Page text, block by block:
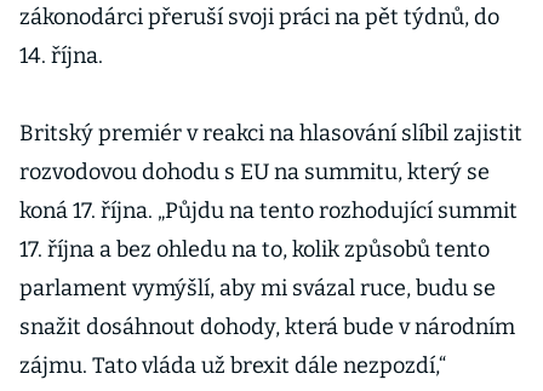
zákonodárci přeruší svoji práci na pět týdnů, do
14. října.
Britský premiér v reakci na hlasování slíbil zajistit
rozvodovou dohodu s EU na summitu, který se
koná 17. října. „Půjdu na tento rozhodující summit
17. října a bez ohledu na to, kolik způsobů tento
parlament vymýšlí, aby mi svázal ruce, budu se
snažit dosáhnout dohody, která bude v národním
zájmu. Tato vláda už brexit dále nezpozdí,“